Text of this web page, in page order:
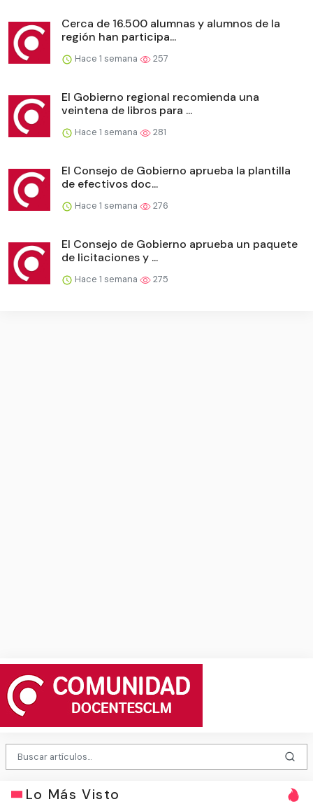
Cerca de 16.500 alumnas y alumnos de la
región han participa...
Hace 1 semana 257
El Gobierno regional recomienda una
veintena de libros para ...
Hace 1 semana 281
El Consejo de Gobierno aprueba la plantilla
de efectivos doc...
Hace 1 semana 276
El Consejo de Gobierno aprueba un paquete
de licitaciones y ...
Hace 1 semana 275
Lo Más Visto